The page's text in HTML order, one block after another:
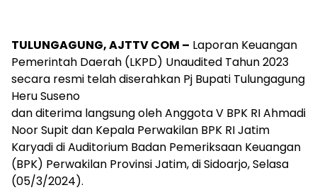
TULUNGAGUNG,AJTTV COM – Laporan Keuangan
Pemerintah Daerah (LKPD) Unaudited Tahun 2023
secara resmi telah diserahkan Pj Bupati Tulungagung
Heru Suseno
dan diterima langsung oleh Anggota V BPK RI Ahmadi
Noor Supit dan Kepala Perwakilan BPK RI Jatim
Karyadi di Auditorium Badan Pemeriksaan Keuangan
(BPK) Perwakilan Provinsi Jatim, di Sidoarjo, Selasa
(05/3/2024).